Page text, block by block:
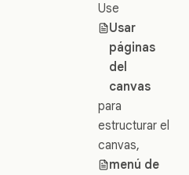
Use
Usar
páginas
del
canvas
para
estructurar el
canvas,
menú de